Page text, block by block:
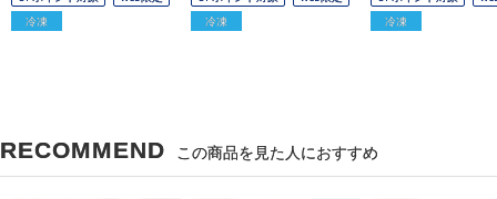
冷凍
冷凍
冷凍
RECOMMEND この商品を見た人におすすめ